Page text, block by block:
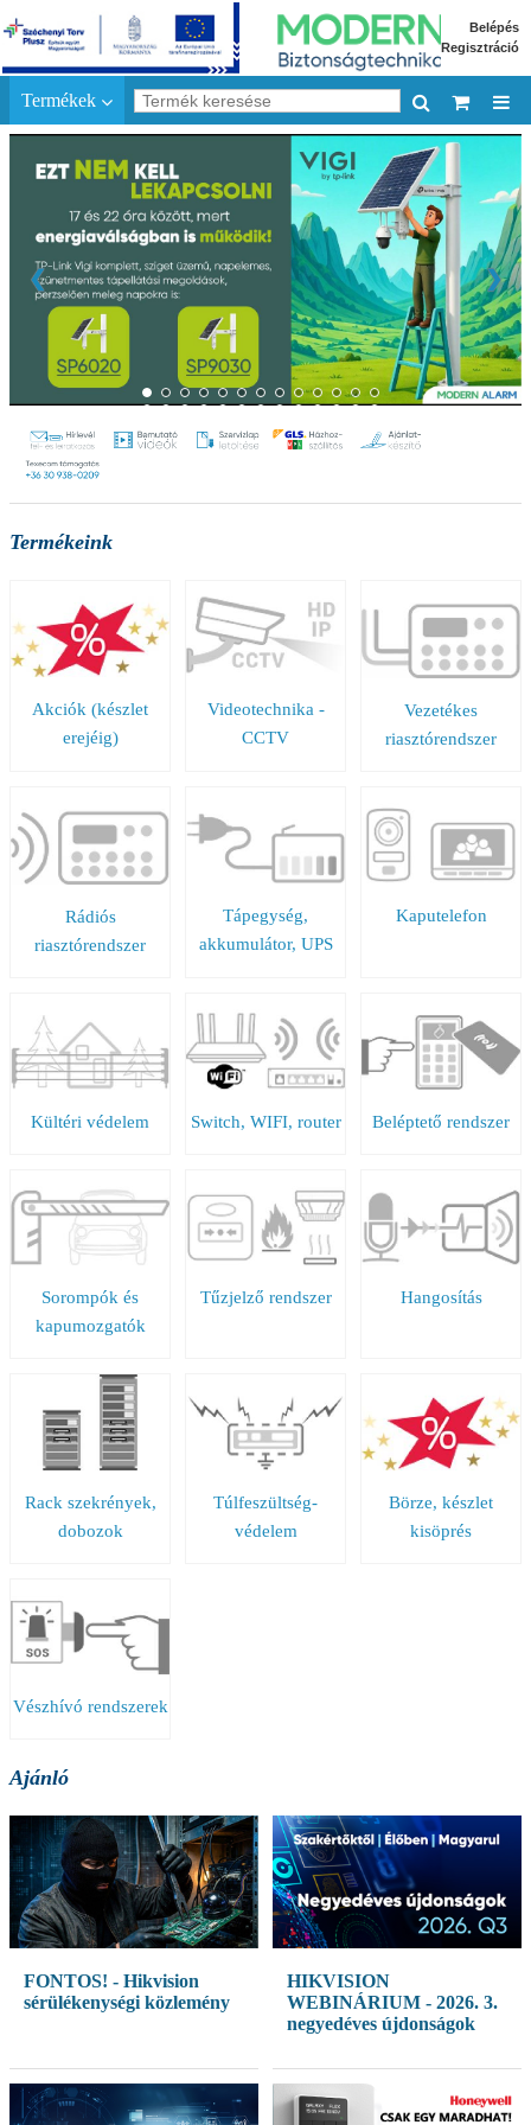
Belépés
Regisztráció
Termékek
❮ ❯
Termékeink
Akciók (készlet
erejéig)
Videotechnika -
CCTV
Vezetékes
riasztórendszer
Rádiós
riasztórendszer
Tápegység,
akkumulátor, UPS
Kaputelefon
Kültéri védelem Switch, WIFI, router Beléptető rendszer
Sorompók és
kapumozgatók
Tűzjelző rendszer Hangosítás
Rack szekrények,
dobozok
Túlfeszültség-
védelem
Börze, készlet
kisöprés
Vészhívó rendszerek
Ajánló
FONTOS! - Hikvision
sérülékenységi közlemény
HIKVISION
WEBINÁRIUM - 2026. 3.
negyedéves újdonságok